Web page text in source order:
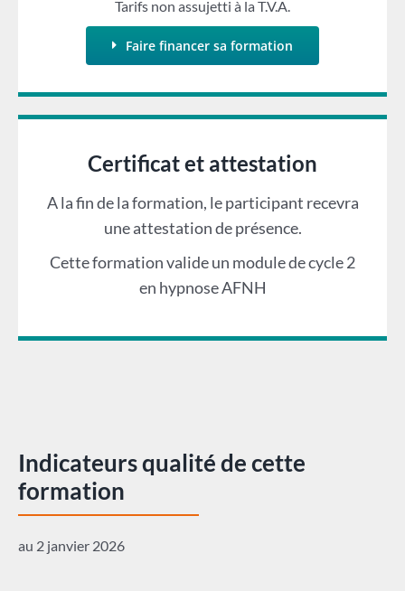
Tarifs non assujetti à la T.V.A.
Faire financer sa formation
Certificat et attestation
A la fin de la formation, le participant recevra
une attestation de présence.
Cette formation valide un module de cycle 2
en hypnose AFNH
Indicateurs qualité de cette
formation
au 2 janvier 2026